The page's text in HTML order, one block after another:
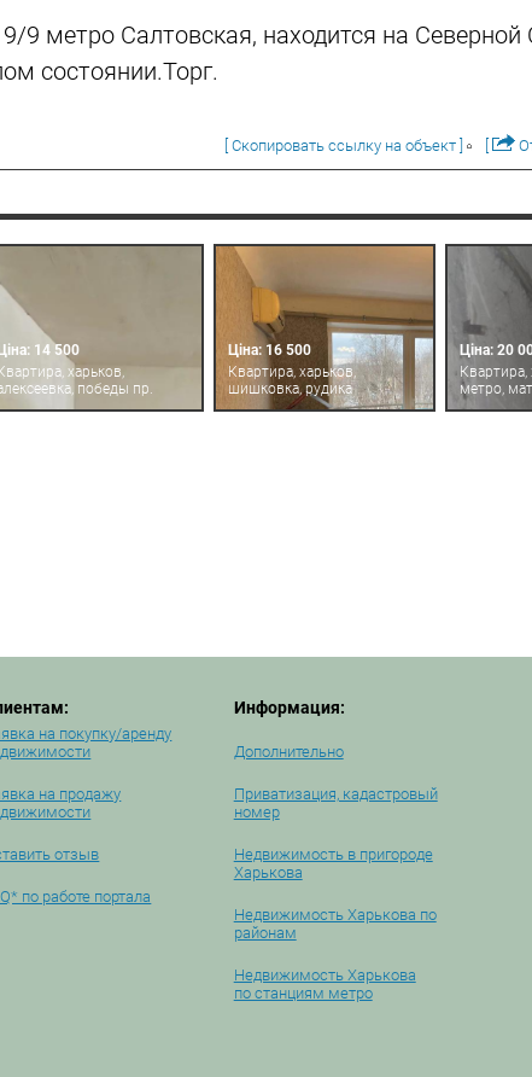
9 метро Салтовская, находится на
состоянии.Торг.
[ Скопировать ссылку на объект ]
Ціна: 14 500
Квартира, харьков,
победы пр.
Ціна: 16 500
Квартира, харьков,
шишковка, рудика
Ціна: 20
Квартира,
метро,
на покупку/аренду
на продажу
отзыв
по работе портала
Информация:
Дополнительно
Приватизация, кадастровый
номер
Недвижимость в пригороде
Харькова
Недвижимость Харькова по
районам
Недвижимость Харькова
по станциям метро